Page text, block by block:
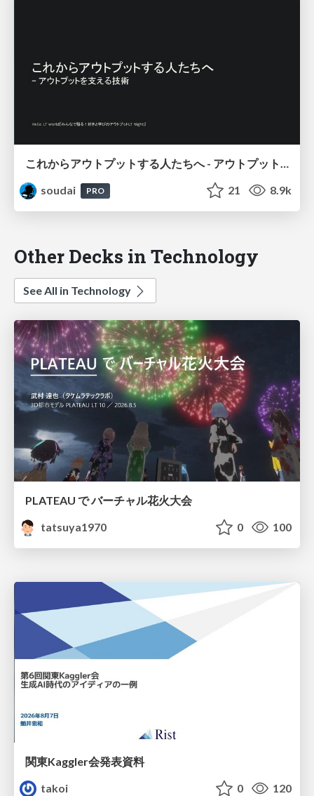
これからアウトプットする人たちへ - アウトプットを支える技術 / that support output
soudai
PRO 21 8.9k
Other Decks in Technology
See All in Technology
PLATEAU で バーチャル花火大会
tatsuya1970
0 100
関東Kaggler会発表資料
takoi
0 120